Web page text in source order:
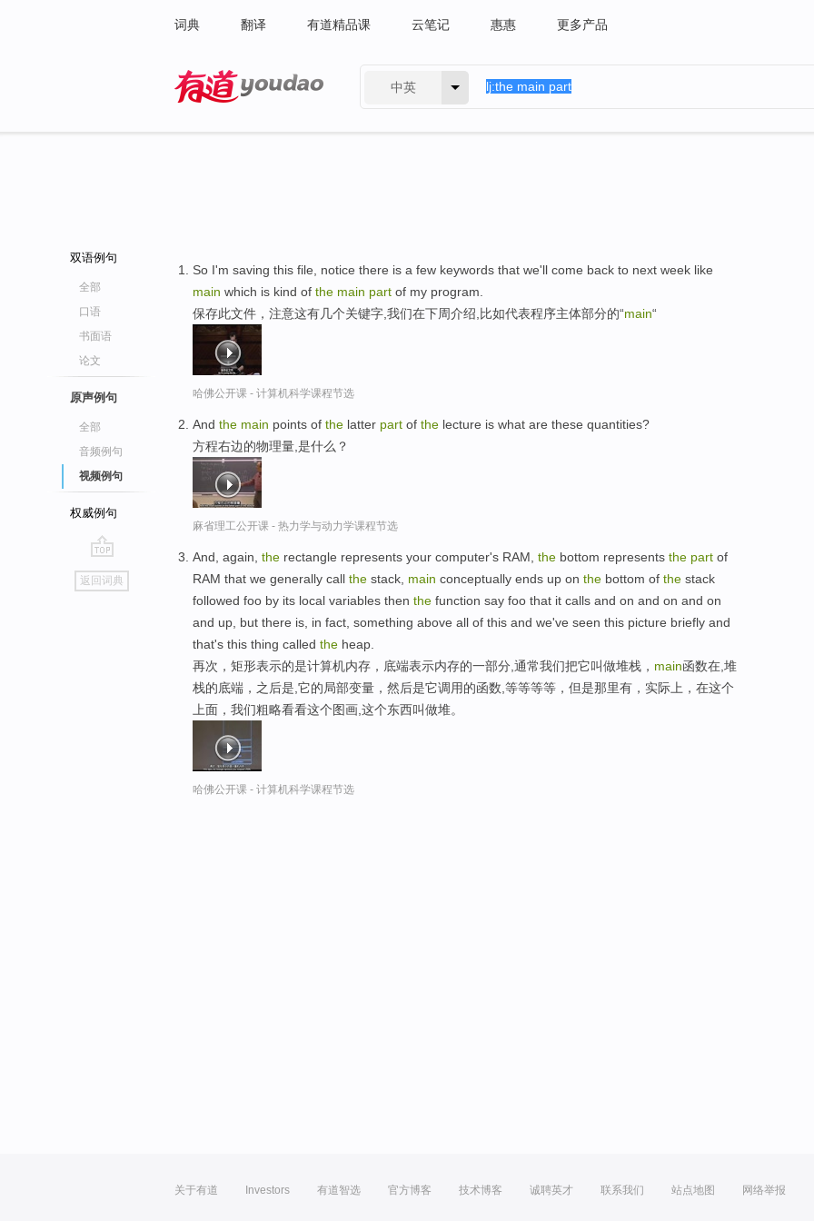
词典 翻译 有道精品课 云笔记 惠惠 更多产品
中英
双语例句
全部
口语
书面语
论文
原声例句
全部
音频例句
视频例句
权威例句
go
top
返回词典
So I'm saving this file, notice there is a few keywords that we'll come back to next week like
main which is kind of the main part of my program.
保存此文件，注意这有几个关键字,我们在下周介绍,比如代表程序主体部分的“main“
哈佛公开课 - 计算机科学课程节选
And the main points of the latter part of the lecture is what are these quantities?
方程右边的物理量,是什么？
麻省理工公开课 - 热力学与动力学课程节选
And, again, the rectangle represents your computer's RAM, the bottom represents the part of
RAM that we generally call the stack, main conceptually ends up on the bottom of the stack
followed foo by its local variables then the function say foo that it calls and on and on and on
and up, but there is, in fact, something above all of this and we've seen this picture briefly and
that's this thing called the heap.
再次，矩形表示的是计算机内存，底端表示内存的一部分,通常我们把它叫做堆栈， main函数在,堆
栈的底端，之后是,它的局部变量，然后是它调用的函数,等等等等，但是那里有，实际上，在这个
上面，我们粗略看看这个图画,这个东西叫做堆。
哈佛公开课 - 计算机科学课程节选
关于有道 Investors 有道智选 官方博客 技术博客 诚聘英才 联系我们 站点地图 网络举报